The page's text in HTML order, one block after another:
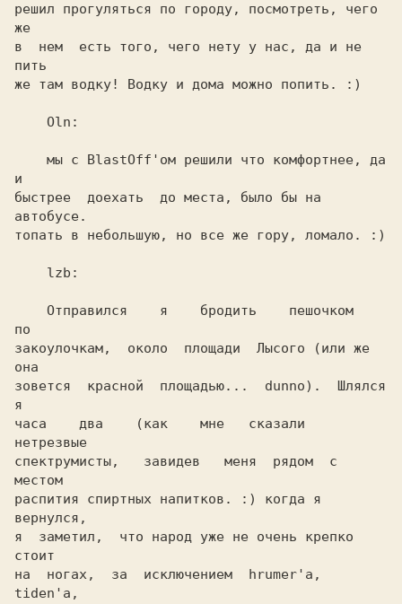
решил прогуляться по городу, посмотреть, чего
же
в  нем  есть того, чего нету у нас, да и не
пить
же там водку! Водку и дома можно попить. :)
и
быстрее  доехать  до места, было бы на
автобусе.
топать в небольшую, но все же гору, ломало. :)
по
закоулочкам,  около  площади  Лысого (или же
она
зовется  красной  площадью...  dunno).  Шлялся
я
часа    два    (как    мне   сказали
нетрезвые
спектрумисты,   завидев   меня  рядом  с
распития спиртных напитков. :) когда я
вернулся,
я  заметил,  что народ уже не очень крепко
стоит
на  ногах,  за  исключением  hrumer'а,
tiden'а,